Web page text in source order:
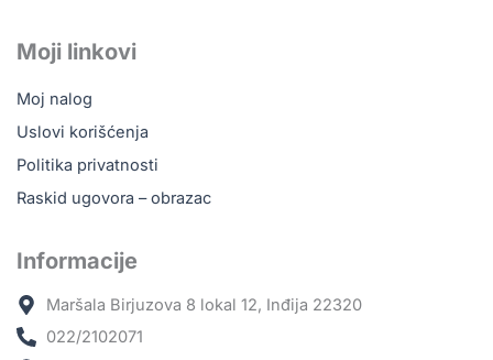
Moji linkovi
Moj nalog
Uslovi korišćenja
Politika privatnosti
Raskid ugovora – obrazac
Informacije
Maršala Birjuzova 8 lokal 12, Inđija 22320
022/2102071